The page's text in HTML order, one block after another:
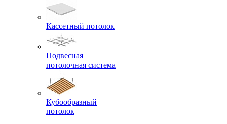
Кассетный потолок
Подвесная
потолочная система
Кубообразный
потолок